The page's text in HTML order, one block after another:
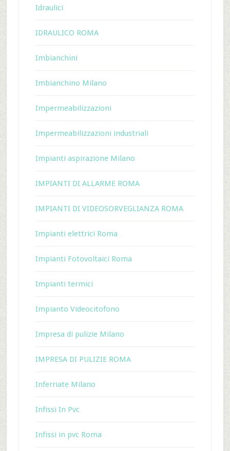
Idraulici
IDRAULICO ROMA
Imbianchini
Imbianchino Milano
Impermeabilizzazioni
Impermeabilizzazioni industriali
Impianti aspirazione Milano
IMPIANTI DI ALLARME ROMA
IMPIANTI DI VIDEOSORVEGLIANZA ROMA
Impianti elettrici Roma
Impianti Fotovoltaici Roma
Impianti termici
Impianto Videocitofono
Impresa di pulizie Milano
IMPRESA DI PULIZIE ROMA
Inferriate Milano
Infissi In Pvc
Infissi in pvc Roma